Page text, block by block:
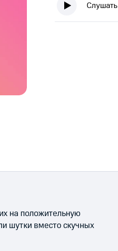
Слушать
на положительную
шутки вместо скучных